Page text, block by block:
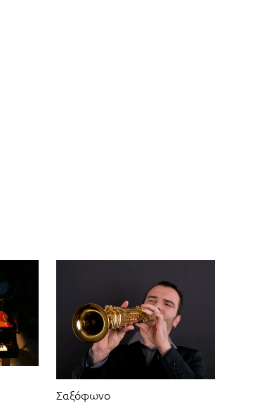
Σαξόφωνο